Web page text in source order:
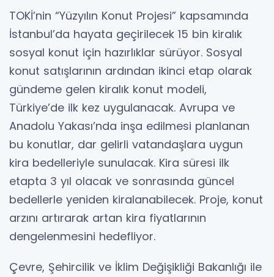
TOKİ’nin “Yüzyılın Konut Projesi” kapsamında
İstanbul’da hayata geçirilecek 15 bin kiralık
sosyal konut için hazırlıklar sürüyor. Sosyal
konut satışlarının ardından ikinci etap olarak
gündeme gelen kiralık konut modeli,
Türkiye’de ilk kez uygulanacak. Avrupa ve
Anadolu Yakası’nda inşa edilmesi planlanan
bu konutlar, dar gelirli vatandaşlara uygun
kira bedelleriyle sunulacak. Kira süresi ilk
etapta 3 yıl olacak ve sonrasında güncel
bedellerle yeniden kiralanabilecek. Proje, konut
arzını artırarak artan kira fiyatlarının
dengelenmesini hedefliyor.
Çevre, Şehircilik ve İklim Değişikliği Bakanlığı ile